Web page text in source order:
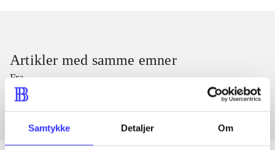
Samtykke Detaljer Om
Artikler med samme emner
Fra